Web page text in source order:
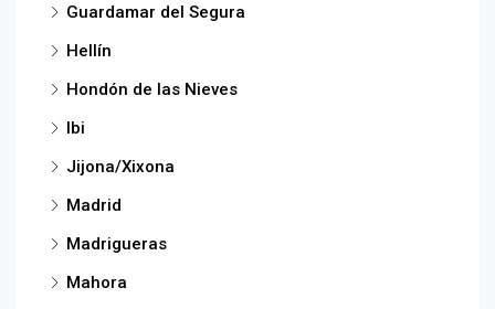
Guardamar del Segura
Hellín
Hondón de las Nieves
Ibi
Jijona/Xixona
Madrid
Madrigueras
Mahora